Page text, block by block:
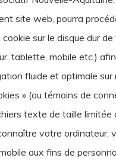
site web, pourra
cookie sur le disque dur
tablette, mobile etc.)
fluide et optimale sur
» (ou témoins de
texte de taille limitée
votre ordinateur,
aux fins de